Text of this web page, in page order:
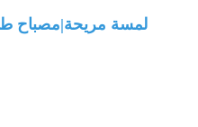
لمسة مريحة|مصباح